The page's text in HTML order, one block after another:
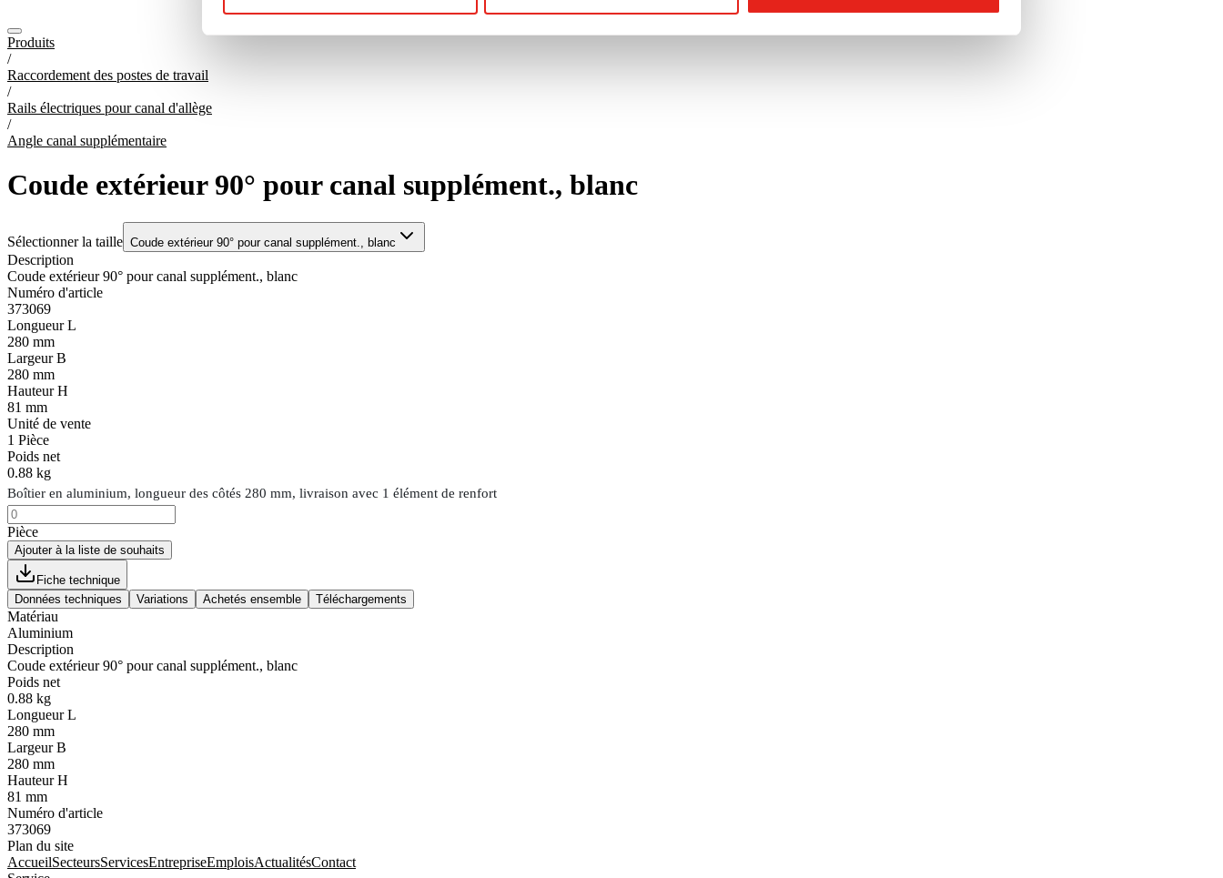
Produits
/
Raccordement des postes de travail
/
Rails électriques pour canal d'allège
/
Angle canal supplémentaire
Coude extérieur 90° pour canal supplément., blanc
Sélectionner la taille Coude extérieur 90° pour canal supplément., blanc
Description
Coude extérieur 90° pour canal supplément., blanc
Numéro d'article
373069
Longueur L
280 mm
Largeur B
280 mm
Hauteur H
81 mm
Unité de vente
1 Pièce
Poids net
0.88 kg
Boîtier en aluminium, longueur des côtés 280 mm, livraison avec 1 élément de renfort
Pièce
Ajouter à la liste de souhaits
Fiche technique
Données techniques
Variations Achetés ensemble Téléchargements
Matériau
Aluminium
Description
Coude extérieur 90° pour canal supplément., blanc
Poids net
0.88 kg
Longueur L
280 mm
Largeur B
280 mm
Hauteur H
81 mm
Numéro d'article
373069
Plan du site
AccueilSecteursServicesEntrepriseEmploisActualitésContact